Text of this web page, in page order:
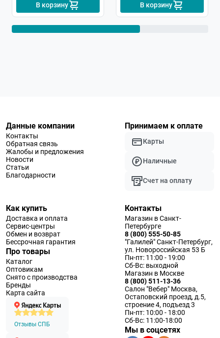
В корзину В корзину
Данные компании
Контакты
Обратная связь
Жалобы и предложения
Новости
Статьи
Благодарности
Принимаем к оплате
Карты
Наличные
Счет на оплату
Как купить
Доставка и оплата
Сервис-центры
Обмен и возврат
Бессрочная гарантия
Про товары
Каталог
Оптовикам
Снято с производства
Бренды
Карта сайта
Отзывы СПБ
Контакты
Магазин в Санкт-
Петербурге
8 (800) 555-50-85
"Галилей" Санкт-Петербург,
ул. Новороссийская 53 Б
Пн-пт: 11:00 - 19:00
Сб-Вс: выходной
Магазин в Москве
8 (800) 511-13-36
Салон "Вебер" Москва,
Остаповский проезд, д.5,
строение 4, подъезд 3
Пн-пт: 10:00 - 18:00
Сб-Вс: 11:00-18:00
Мы в соцсетях